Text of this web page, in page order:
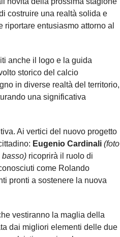
costruire una realtà solida e
entusiasmo attorno al
anche il logo e la guida
storico del calcio
in diverse realtà del territorio,
una significativa
Ai vertici del nuovo progetto
Eugenio Cardinali (foto
basso) ricoprirà il ruolo di
come Rolando
pronti a sostenere la nuova
vestiranno la maglia della
dai migliori elementi delle due